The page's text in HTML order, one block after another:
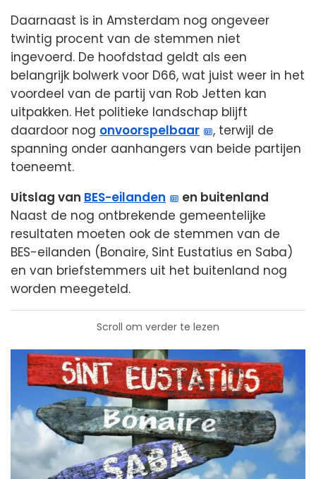
Daarnaast is in Amsterdam nog ongeveer
twintig procent van de stemmen niet
ingevoerd. De hoofdstad geldt als een
belangrijk bolwerk voor D66, wat juist weer in het
voordeel van de partij van Rob Jetten kan
uitpakken. Het politieke landschap blijft
daardoor nog onvoorspelbaar
, terwijl de
spanning onder aanhangers van beide partijen
toeneemt.
Uitslag van BES-eilanden
en buitenland
Naast de nog ontbrekende gemeentelijke
resultaten moeten ook de stemmen van de
BES-eilanden (Bonaire, Sint Eustatius en Saba)
en van briefstemmers uit het buitenland nog
worden meegeteld.
Scroll om verder te lezen